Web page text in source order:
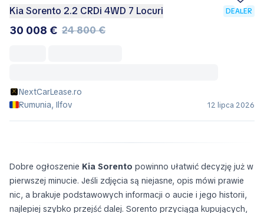
Kia Sorento 2.2 CRDi 4WD 7 Locuri DEALER
30 008 € 24 800 €
NextCarLease.ro
Rumunia, Ilfov
12 lipca 2026
Dobre ogłoszenie Kia Sorento powinno ułatwić decyzję już w
pierwszej minucie. Jeśli zdjęcia są niejasne, opis mówi prawie
nic, a brakuje podstawowych informacji o aucie i jego historii,
najlepiej szybko przejść dalej. Sorento przyciąga kupujących,